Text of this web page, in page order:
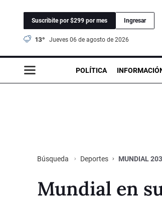
Suscribite por $299 por mes Ingresar
13° jueves 06 de agosto de 2026
POLÍTICA
Búsqueda Deportes MUNDIAL
Mundial en